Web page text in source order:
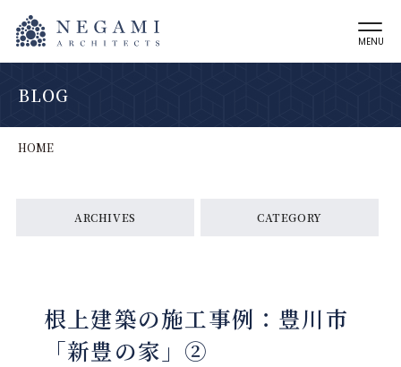
MENU
BLOG
HOME
ARCHIVES CATEGORY
根上建築の施工事例：豊川市
「新豊の家」②